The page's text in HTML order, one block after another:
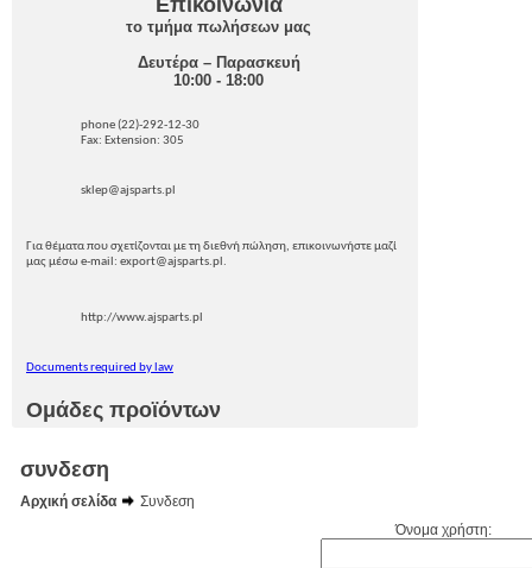
Επικοινωνία
το τμήμα πωλήσεων μας
Δευτέρα – Παρασκευή
10:00 - 18:00
phone (22)-292-12-30
Fax: Extension: 305
sklep@ajsparts.pl
Για θέματα που σχετίζονται με τη διεθνή πώληση, επικοινωνήστε μαζί
μας μέσω e-mail: export@ajsparts.pl.
http://www.ajsparts.pl
Documents required by law
Ομάδες προϊόντων
συνδεση
Αρχική σελίδα
Συνδεση
Όνομα χρήστη: